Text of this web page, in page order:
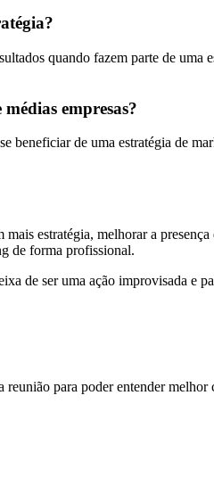
quando fazem parte de
empresas?
beneficiar de uma estratégia de
mais estratégia, melhorar a
de forma profissional.
de ser uma ação improvisada e
para poder entender melhor